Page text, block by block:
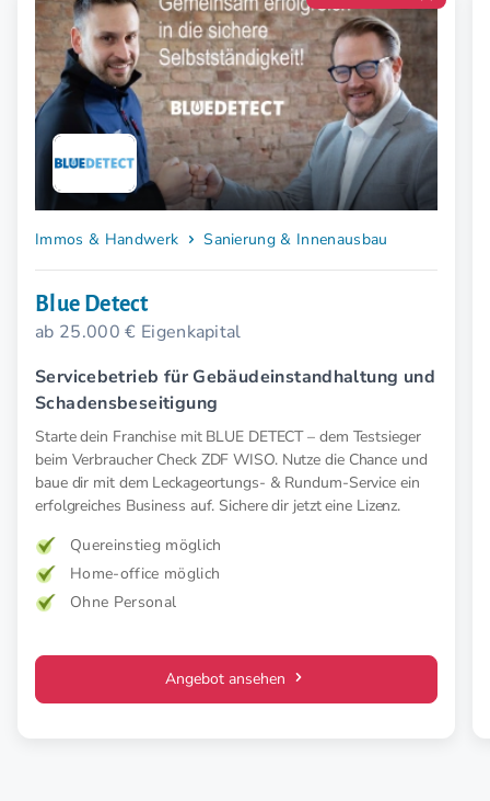
Immos & Handwerk Sanierung & Innenausbau
Blue Detect
ab 25.000 € Eigenkapital
Servicebetrieb für Gebäudeinstandhaltung und
Schadensbeseitigung
Starte dein Franchise mit BLUE DETECT – dem Testsieger
beim Verbraucher Check ZDF WISO. Nutze die Chance und
baue dir mit dem Leckageortungs- & Rundum-Service ein
erfolgreiches Business auf. Sichere dir jetzt eine Lizenz.
Quereinstieg möglich
Home-office möglich
Ohne Personal
Angebot ansehen